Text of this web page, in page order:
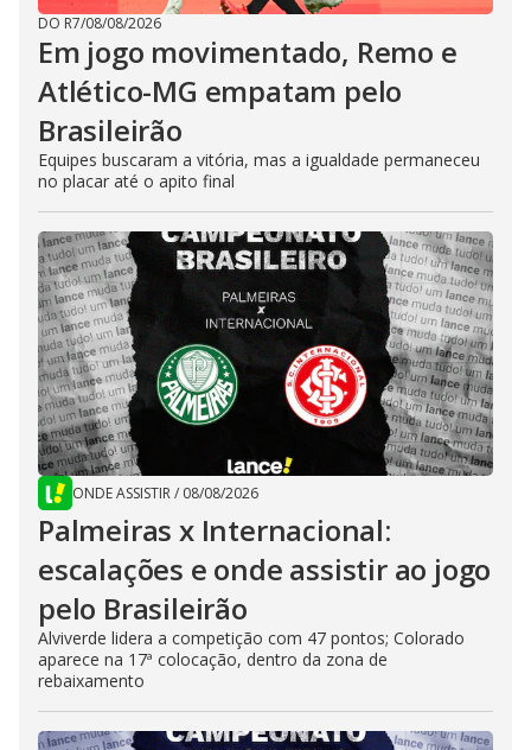
DO R7/08/08/2026
Em jogo movimentado, Remo e
Atlético-MG empatam pelo
Brasileirão
Equipes buscaram a vitória, mas a igualdade permaneceu
no placar até o apito final
ONDE ASSISTIR/ 08/08/2026
Palmeiras x Internacional:
escalações e onde assistir ao jogo
pelo Brasileirão
Alviverde lidera a competição com 47 pontos; Colorado
aparece na 17ª colocação, dentro da zona de
rebaixamento